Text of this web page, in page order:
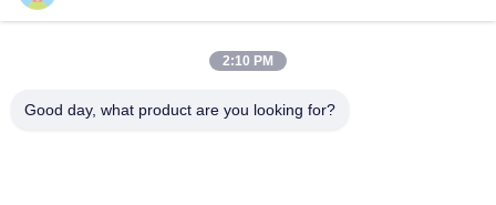
Unsere Adresse
Adresse des Unternehmens
Technologiepark Huayi, Hightech-Zone, Hefei, Anhui, China
2:10 PM
Good day, what product are you looking for?